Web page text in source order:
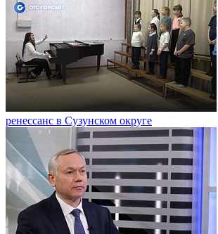
ренессанс в Сузунском округе